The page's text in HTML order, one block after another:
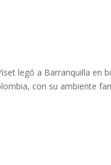
legó a Barranquilla en
con su ambiente